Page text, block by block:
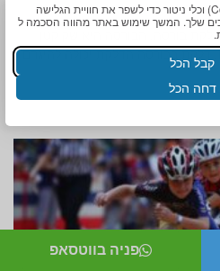
אנו עושים שימוש בעוגיות (Cookies) וכלי ניטור כדי לשפר את חוויית הגלישה
שלך. המשך שימוש באתר מהווה הסכמה ל
קבל הכל
דחה הכל
בורסה. הבורסה היא שק קטן
דלקת בבורסה הדלקת יכולה להיגרם
פניה בווטסאפ